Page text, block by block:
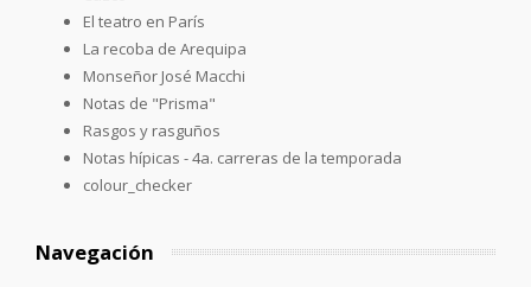
El teatro en París
La recoba de Arequipa
Monseñor José Macchi
Notas de "Prisma"
Rasgos y rasguños
Notas hípicas - 4a. carreras de la temporada
colour_checker
Navegación